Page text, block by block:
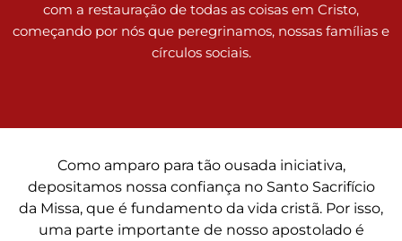
com a restauração de todas as coisas em Cristo,
começando por nós que peregrinamos, nossas famílias e
círculos sociais.
Como amparo para tão ousada iniciativa,
depositamos nossa confiança no Santo Sacrifício
da Missa, que é fundamento da vida cristã. Por isso,
uma parte importante de nosso apostolado é